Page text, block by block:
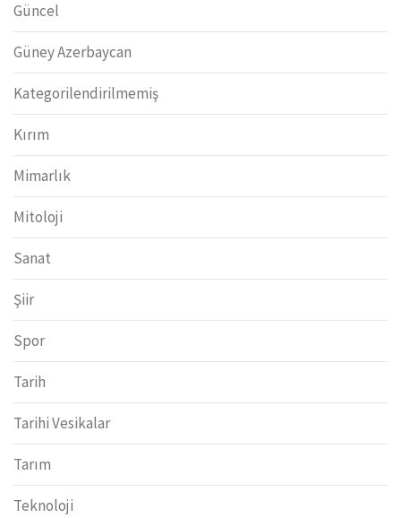
Güncel
Güney Azerbaycan
Kategorilendirilmemiş
Kırım
Mimarlık
Mitoloji
Sanat
Şiir
Spor
Tarih
Tarihi Vesikalar
Tarım
Teknoloji